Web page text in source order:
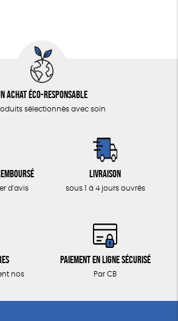
achat éco-responsable
sélectionnés avec soin
d'avis
Livraison
sous 1 à 4 jours ouvrés
nos
Paiement en ligne sécurisé
Par CB